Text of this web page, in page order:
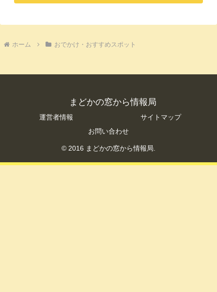
ホーム おでかけ・おすすめスポット
まどかの窓から情報局
運営者情報
サイトマップ
お問い合わせ
© 2016 まどかの窓から情報局.